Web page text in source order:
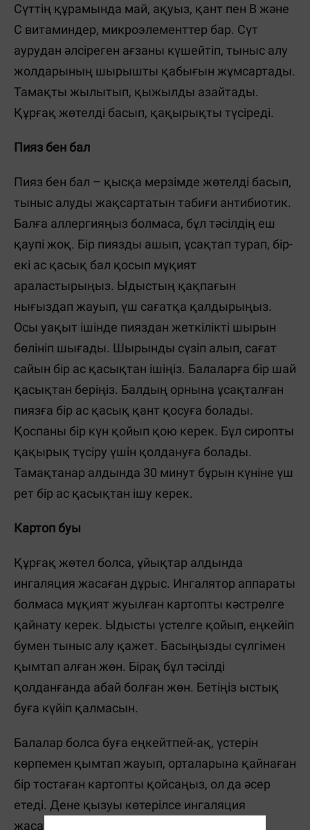
Сүттің құрамында май, ақуыз, қант пен В және
С витаминдер, микроэлементтер бар. Сүт
аурудан әлсіреген ағзаны күшейтіп, тыныс алу
жолдарының шырышты қабығын жұмсартады.
Тамақты жылытып, қыжылды азайтады.
Құрғақ жөтелді басып, қақырықты түсіреді.
Пияз бен бал
Пияз бен бал – қысқа мерзімде жөтелді басып,
тыныс алуды жақсартатын табиғи антибиотик.
Балға аллергияңыз болмаса, бұл тәсілдің еш
қаупі жоқ. Бір пиязды ашып, ұсақтап турап, бір-
екі ас қасық бал қосып мұқият
араластырыңыз. Ыдыстың қақпағын
нығыздап жауып, үш сағатқа қалдырыңыз.
Осы уақыт ішінде пияздан жеткілікті шырын
бөлініп шығады. Шырынды сүзіп алып, сағат
сайын бір ас қасықтан ішіңіз. Балаларға бір шай
қасықтан беріңіз. Балдың орнына ұсақталған
пиязға бір ас қасық қант қосуға болады.
Қоспаны бір күн қойып қою керек. Бұл сиропты
қақырық түсіру үшін қолдануға болады.
Тамақтанар алдында 30 минут бұрын күніне үш
рет бір ас қасықтан ішу керек.
Картоп буы
Құрғақ жөтел болса, ұйықтар алдында
ингаляция жасаған дұрыс. Ингалятор аппараты
болмаса мұқият жуылған картопты кәстрөлге
қайнату керек. Ыдысты үстелге қойып, еңкейіп
бумен тыныс алу қажет. Басыңызды сүлгімен
қымтап алған жөн. Бірақ бұл тәсілді
қолданғанда абай болған жөн. Бетіңіз ыстық
буға күйіп қалмасын.
Балалар болса буға еңкейтпей-ақ, үстерін
көрпемен қымтап жауып, орталарына қайнаған
бір тостаған картопты қойсаңыз, ол да әсер
етеді. Дене қызуы көтерілсе ингаляция
жасауға болмайды.